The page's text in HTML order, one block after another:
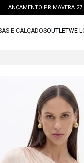
LANÇAMENTO PRIMAVERA
SHOPPER | garanta
FRETE GRÁTIS | a partir de
E CALÇADOSOUTLETWE
calca jeans
calca
vestido curto